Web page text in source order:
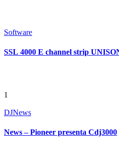
Software
SSL 4000 E channel strip
1
DJNews
News – Pioneer presenta Cdj3000